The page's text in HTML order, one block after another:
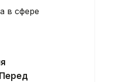
в сфере